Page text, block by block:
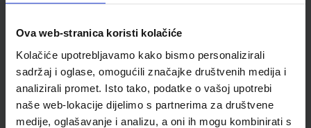
Ova web-stranica koristi kolačiće
Kolačiće upotrebljavamo kako bismo personalizirali
sadržaj i oglase, omogućili značajke društvenih medija i
analizirali promet. Isto tako, podatke o vašoj upotrebi
naše web-lokacije dijelimo s partnerima za društvene
medije, oglašavanje i analizu, a oni ih mogu kombinirati s